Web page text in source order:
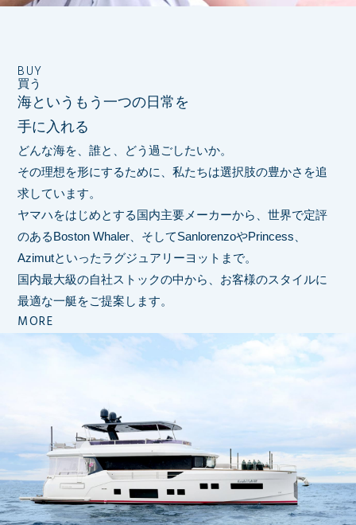
BUY
買う
海というもう一つの日常を
手に入れる
どんな海を、誰と、どう過ごしたいか。
その理想を形にするために、私たちは選択肢の豊かさを追
求しています。
ヤマハをはじめとする国内主要メーカーから、世界で定評
のあるBoston Whaler、 そしてSanlorenzoやPrincess、
Azimutといったラグジュアリーヨットまで。
国内最大級の自社ストックの中から、お客様のスタイルに
最適な一艇をご提案します。
MORE